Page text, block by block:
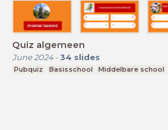
Quiz algemeen
June 2024- 34 slides
Pubquiz Basisschool Middelbare school